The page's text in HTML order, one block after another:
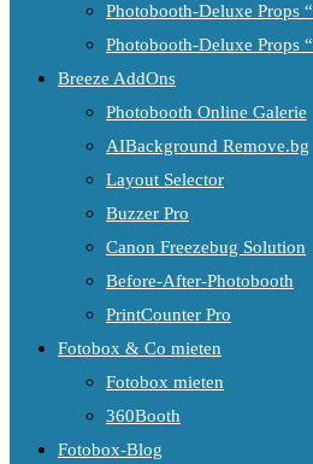
Photobooth-Deluxe Props
Photobooth-Deluxe Props
Breeze AddOns
Photobooth Online Galerie
AIBackground Remove.bg
Layout Selector
Buzzer Pro
Canon Freezebug Solution
Before-After-Photobooth
PrintCounter Pro
Fotobox & Co mieten
Fotobox mieten
360Booth
Fotobox-Blog